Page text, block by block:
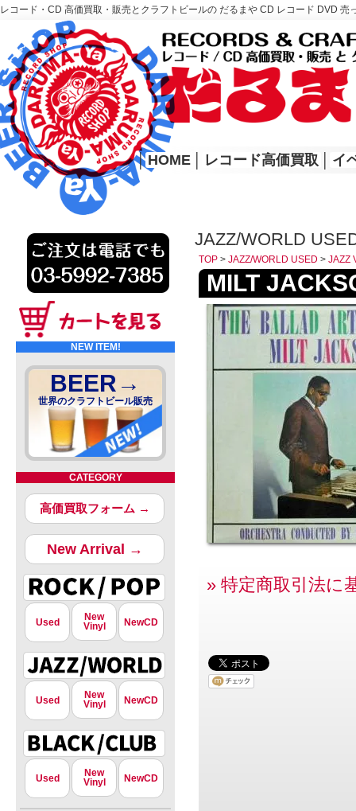
レコード・CD 高価買取・販売とクラフトビールの だるまや CD レコード DVD
レコード高価買取はこちら
HOME
│ HOME レコード高価買取 イ
NEW ITEM!
BEER→
世界のクラフトビール販売
CATEGORY
高価買取フォーム →
New Arrival →
Used
New
Vinyl
NewCD
Used
New
Vinyl
NewCD
Used
New
Vinyl
NewCD
JAZZ/WORLD
TOP > JAZZ/WORLD USED > JAZZ
MILT
» 特定商取引法に